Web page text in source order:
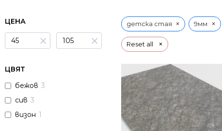
ЦЕНА
× ×
ЦВЯТ
бежов 3
сив 3
визон 1
Reset all ×
детска стая × 9мм ×